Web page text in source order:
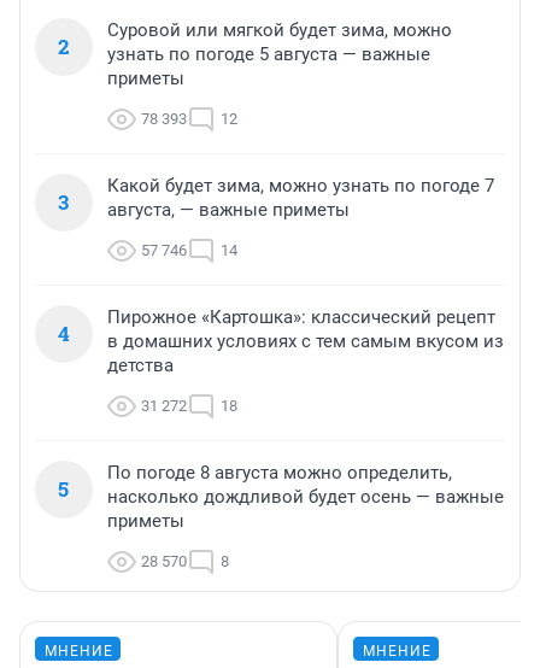
2
Суровой или мягкой будет зима, можно
узнать по погоде 5 августа — важные
приметы
78 393 12
3
Какой будет зима, можно узнать по погоде 7
августа, — важные приметы
57 746 14
4
Пирожное «Картошка»: классический рецепт
в домашних условиях с тем самым вкусом из
детства
31 272 18
5
По погоде 8 августа можно определить,
насколько дождливой будет осень — важные
приметы
28 570 8
МНЕНИЕ МНЕНИЕ